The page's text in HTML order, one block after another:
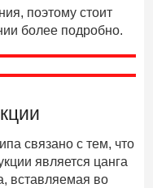
поэтому стоит
более подробно.
связано с тем, что
является цанга
вставляемая во